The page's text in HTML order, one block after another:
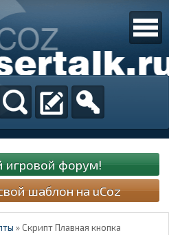
игровой форум!
шаблон на uCoz
»Скрипт Плавная кнопка